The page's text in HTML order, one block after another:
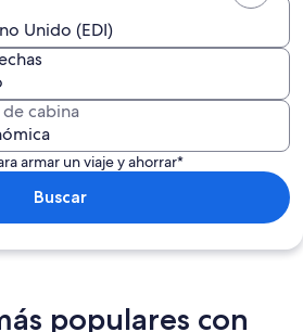
Unido (EDI)
de cabina
armar un viaje y ahorrar*
Buscar
populares con